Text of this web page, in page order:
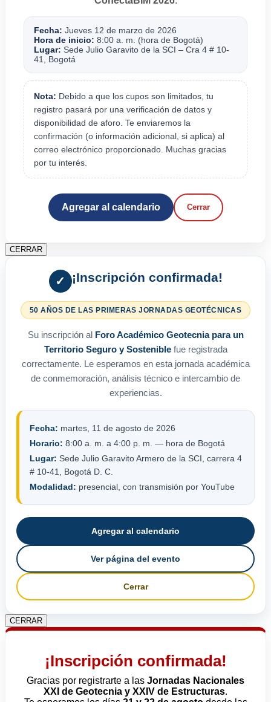
Fecha: Jueves 12 de marzo de 2026
Hora de inicio: 8:00 a. m. (hora de Bogotá)
Lugar: Sede Julio Garavito de la SCI – Cra 4 # 10-
41, Bogotá
Nota: Debido a que los cupos son limitados, tu
registro pasará por una verificación de datos y
disponibilidad de aforo. Te enviaremos la
confirmación (o información adicional, si aplica) al
correo electrónico proporcionado. Muchas gracias
por tu interés.
Agregar al calendario Cerrar
CERRAR
✓ ¡Inscripción confirmada!
50 AÑOS DE LAS PRIMERAS JORNADAS GEOTÉCNICAS
Su inscripción al Foro Académico Geotecnia para un
Territorio Seguro y Sosteniblefue registrada
correctamente. Le esperamos en esta jornada académica
de conmemoración, análisis técnico e intercambio de
experiencias.
Fecha: martes, 11 de agosto de 2026
Horario: 8:00 a. m. a 4:00 p. m. — hora de Bogotá
Lugar: Sede Julio Garavito Armero de la SCI, carrera 4
# 10-41, Bogotá D. C.
Modalidad: presencial, con transmisión por YouTube
Agregar al calendario
Ver página del evento
Cerrar
CERRAR
¡Inscripción confirmada!
Gracias por registrarte a las Jornadas Nacionales
XXI de Geotecnia y XXIV de Estructuras.